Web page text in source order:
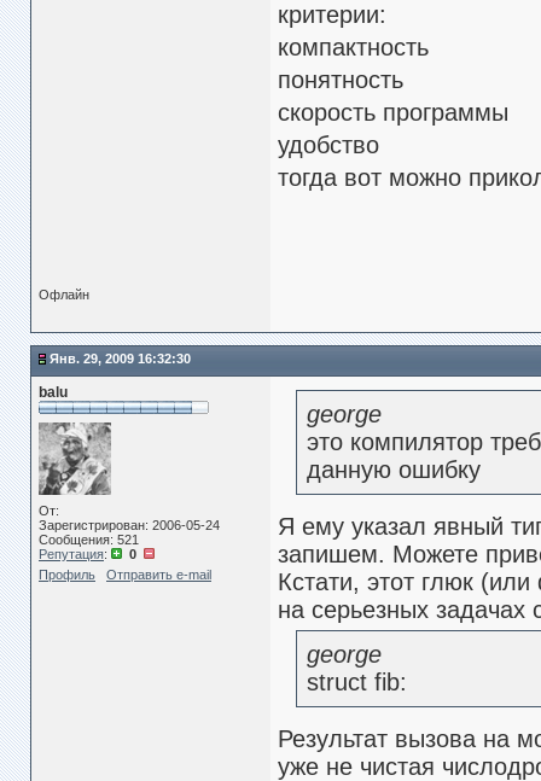
критерии:
компактность
понятность
скорость программы
удобство
тогда вот можно
Офлайн
Янв. 29, 2009 16:32:30
balu
От:
Зарегистрирован: 2006-05-24
Сообщения: 521
Репутация:
0
Профиль
Отправить e-mail
george
это компилятор
данную ошибку
Я ему указал явный
запишем. Можете
Кстати, этот глюк
на серьезных
george
struct fib:
Результат вызова на
уже не чистая